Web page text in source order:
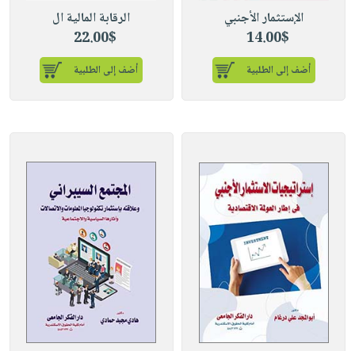
الإستثمار الأجنبي
14.00$
أضف إلى الطلبية
الرقابة المالية ال
22.00$
أضف إلى الطلبية